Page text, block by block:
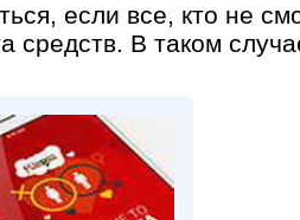
если все, кто не
средств. В таком